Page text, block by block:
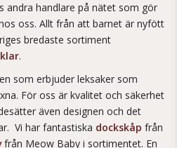
andra handlare på nätet som gör
oss. Allt från att barnet är nyfött
bredaste sortiment
.
som erbjuder leksaker som
För oss är kvalitet och säkerhet
även designen och det
Vi har fantastiska dockskåp från
från Meow Baby i sortimentet. En